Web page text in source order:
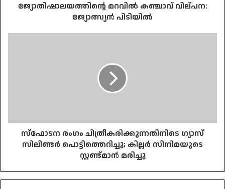
ജ്യോതിഷാലയത്തിന്റെ മറവിൽ കഞ്ചാവ് വില്പന:
ജ്യോത്സ്യൻ പിടിയിൽ
സ്റ്റണ്ട്മാൻ
മരിച്ചുസ്ഫോടന രംഗം ചിത്രീകരിക്കുന്നതിനിടെ ഗ്യാസ്
സിലിണ്ടർ പൊട്ടിത്തെറിച്ചു; കില്ലർ സിനിമയുടെ
സ്റ്റണ്ട്മാൻ മരിച്ചു